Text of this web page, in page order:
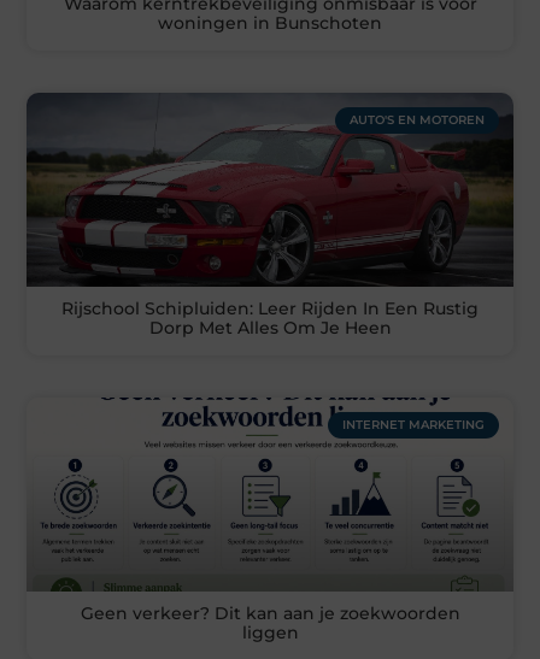
woningen in Bunschoten
AUTO'S EN MOTOREN
Rijschool Schipluiden: Leer Rijden In Een Rustig
Dorp Met Alles Om Je Heen
INTERNET MARKETING
Geen verkeer? Dit kan aan je zoekwoorden
liggen